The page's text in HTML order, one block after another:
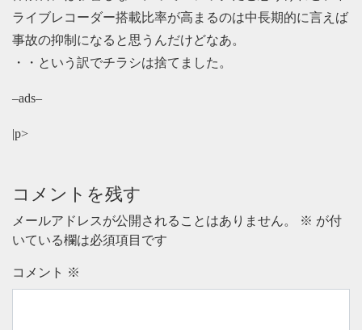
ライブレコーダー搭載比率が高まるのは中長期的に言えば
事故の抑制になると思うんだけどなあ。
・・という訳でチラシは捨てました。
–ads–
|p>
コメントを残す
メールアドレスが公開されることはありません。 ※ が付
いている欄は必須項目です
コメント ※